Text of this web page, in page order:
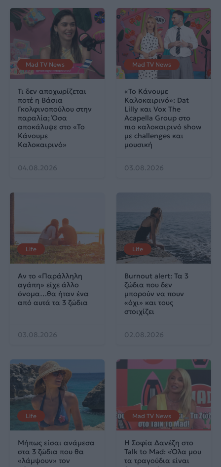
Mad TV News
Τι δεν αποχωρίζεται
ποτέ η Βάσια
Γκολφινοπούλου στην
παραλία; Όσα
αποκάλυψε στο «Το
Κάνουμε
Καλοκαιρινό»
04.08.2026
Mad TV News
«Το Κάνουμε
Καλοκαιρινό»: Dat
Lilly και Vox The
Acapella Group στο
πιο καλοκαιρινό show
με challenges και
μουσική
03.08.2026
Life
Αν το «Παράλληλη
αγάπη» είχε άλλο
όνομα…θα ήταν ένα
από αυτά τα 3 ζώδια
03.08.2026
Life
Burnout alert: Τα 3
ζώδια που δεν
μπορούν να πουν
«όχι» και τους
στοιχίζει
02.08.2026
Life
Μήπως είσαι ανάμεσα
στα 3 ζώδια που θα
«λάμψουν» τον
Mad TV News
H Σοφία Δανέζη στο
Talk to Mad: «Όλα μου
τα τραγούδια είναι